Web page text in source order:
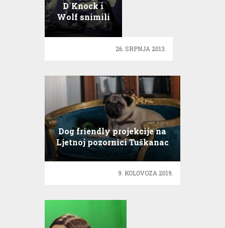
D`Knock i
Wolf snimili
spot za
pjesmu ‘Ti
26. SRPNJA 2013.
Dog friendly projekcije na
Ljetnoj pozornici Tuškanac
9. KOLOVOZA 2019.